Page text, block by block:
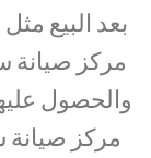
بعد البيع
مركز صيانة
والحصول